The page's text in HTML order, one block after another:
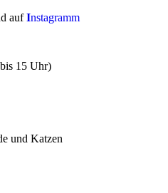
aufInstagramm
15 Uhr)
und Katzen